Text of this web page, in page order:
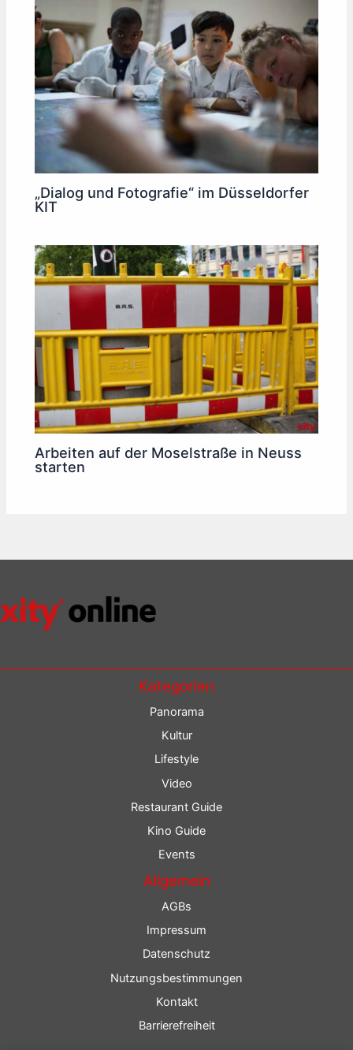
„Dialog und Fotografie“ im Düsseldorfer
KIT
Arbeiten auf der Moselstraße in Neuss
starten
Kategorien
Panorama
Kultur
Lifestyle
Video
Restaurant Guide
Kino Guide
Events
Allgemein
AGBs
Impressum
Datenschutz
Nutzungsbestimmungen
Kontakt
Barrierefreiheit